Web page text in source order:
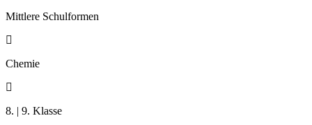
Mittlere Schulformen

Chemie

8. | 9. Klasse